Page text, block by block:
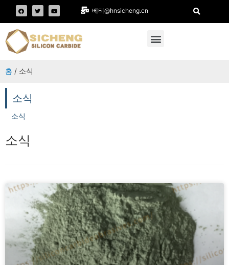
베티@hnsicheng.cn
홈 / 소식
소식
소식
소식